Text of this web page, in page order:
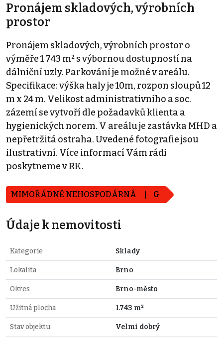
Pronájem skladových, výrobních
prostor
Pronájem skladových, výrobních prostor o
výměře 1 743 m² s výbornou dostupností na
dálniční uzly. Parkování je možné v areálu.
Specifikace: výška haly je 10m, rozpon sloupů 12
m x 24 m. Velikost administrativního a soc.
zázemí se vytvoří dle požadavků klienta a
hygienických norem. V areálu je zastávka MHD a
nepřetržitá ostraha. Uvedené fotografie jsou
ilustrativní. Více informací Vám rádi
poskytneme v RK.
MIMOŘÁDNĚ NEHOSPODÁRNÁ G
Údaje k nemovitosti
Kategorie Sklady
Lokalita Brno
Okres Brno-město
Užitná plocha 1.743 m²
Stav objektu Velmi dobrý